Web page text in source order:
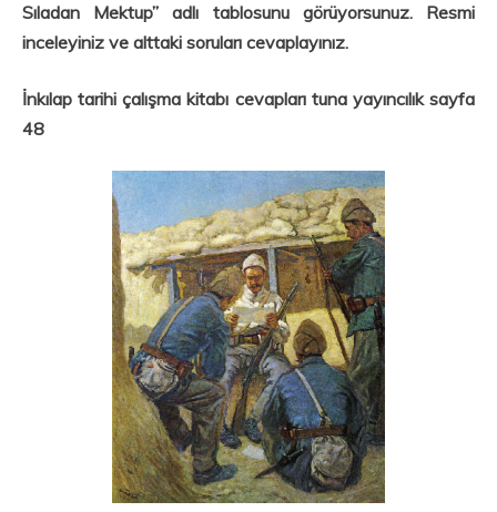
Sıladan Mektup” adlı tablosunu görüyorsunuz. Resmi
inceleyiniz ve alttaki soruları cevaplayınız.
İnkılap tarihi çalışma kitabı cevapları tuna yayıncılık sayfa
48